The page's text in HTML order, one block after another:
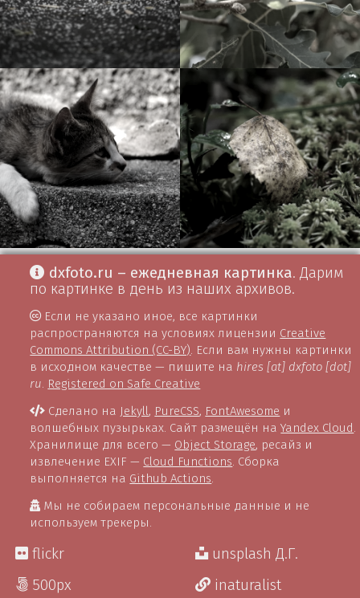
dxfoto.ru – ежедневная картинка. Дарим
по картинке в день из наших архивов.
Если не указано иное, все картинки
распространяются на условиях лицензии Creative
Commons Attribution (CC-BY). Если вам нужны картинки
в исходном качестве — пишите на hires [at] dxfoto [dot]
ru. Registered on Safe Creative
Сделано на Jekyll, PureCSS, FontAwesome и
волшебных пузырьках. Сайт размещён наYandex Cloud.
Хранилище для всего — Object Storage, ресайз и
извлечение EXIF — Cloud Functions. Сборка
выполняется на Github Actions.
Мы не собираем персональные данные и не
используем трекеры.
flickr
500px
unsplash Д.Г.
inaturalist